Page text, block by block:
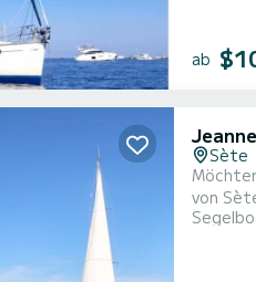
ab
Sète
Möchten
von
wir